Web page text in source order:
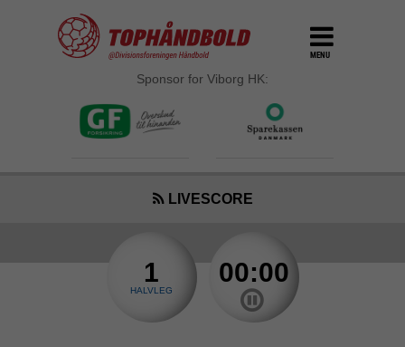
MENU
Sponsor for Viborg HK:
LIVESCORE
1
HALVLEG
00:00